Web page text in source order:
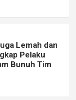
Lemah dan
Pelaku
Bunuh Tim